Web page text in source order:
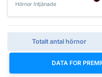
Hörnor Intjänade
Totalt antal hörnor
DATA FOR